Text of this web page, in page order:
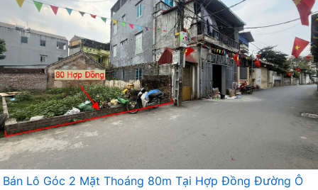
Bán Lô Góc 2 Mặt Thoáng 80m Tại Hợp Đồng Đường Ô